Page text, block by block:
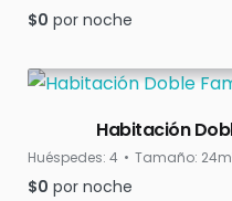
$0 por noche
Habitación
Huéspedes: 4 Tamaño:
$0 por noche